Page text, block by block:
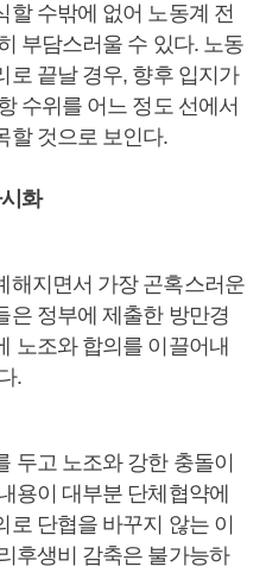
할 수밖에 없어 노동계 전
부담스러울 수 있다. 노동
로 끝날 경우, 향후 입지가
수위를 어느 정도 선에서
할 것으로 보인다.
화
해지면서 가장 곤혹스러운
은 정부에 제출한 방만경
노조와 합의를 이끌어내
.
두고 노조와 강한 충돌이
용이 대부분 단체협약에
단협을 바꾸지 않는 이
후생비 감축은 불가능하